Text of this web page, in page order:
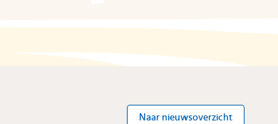
Naar nieuwsoverzicht